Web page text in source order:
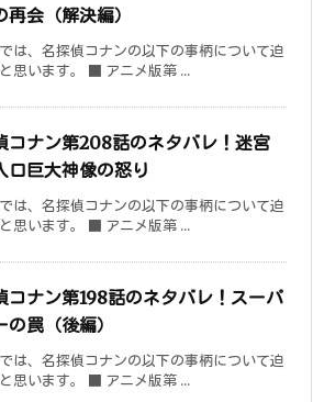
再会（解決編）
は、名探偵コナンの以下の事柄について迫
思います。 ■ アニメ版第 ...
コナン第208話のネタバレ！迷宮
口巨大神像の怒り
は、名探偵コナンの以下の事柄について迫
思います。 ■ アニメ版第 ...
コナン第198話のネタバレ！スーパ
の罠（後編）
は、名探偵コナンの以下の事柄について迫
思います。 ■ アニメ版第 ...